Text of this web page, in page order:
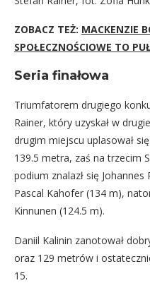
ZOBACZ TEŻ: MACKENZIE
SPOŁECZNOŚCIOWE TO
Seria finałowa
Triumfatorem drugiego
Rainer, który uzyskał w
drugim miejscu uplasował
139.5 metra, zaś na trzecim
podium znalazł się
Pascal Kahofer (134 m),
Kinnunen (124.5 m).
Daniil Kalinin zanotował
oraz 129 metrów i
15.